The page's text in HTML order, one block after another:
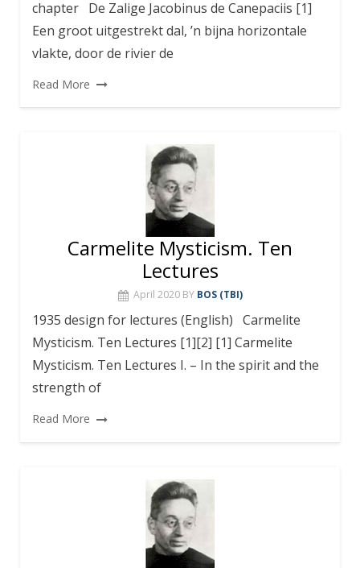
chapter De Zalige Jacobinus de Canepaciis [1]
Een groot uitgestrekt dal, ’n bijna horizontale
vlakte, door de rivier de
Read More
Carmelite Mysticism. Ten
Lectures
April 2020 BY BOS (TBI)
1935 design for lectures (English) Carmelite
Mysticism. Ten Lectures [1][2] [1] Carmelite
Mysticism. Ten Lectures I. – In the spirit and the
strength of
Read More